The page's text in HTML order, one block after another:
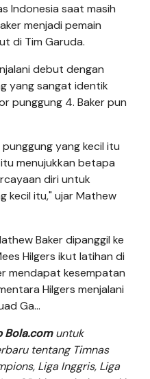
Indonesia saat masih
menjadi pemain
di Tim Garuda.
debut dengan
yang sangat identik
punggung 4. Baker pun
yang kecil itu
menujukkan betapa
diri untuk
kecil itu," ujar Mathew
Baker dipanggil ke
Hilgers ikut latihan di
mendapat kesempatan
Hilgers menjalani
Ga...
Bola.comuntuk
tentang Timnas
Liga Inggris, Liga